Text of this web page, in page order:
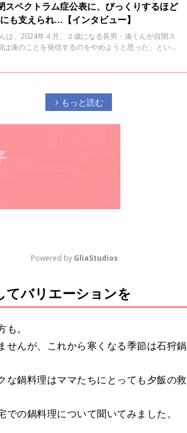
スペクトラム症公表に、びっくりするほど
も支えられ…【インタビュー】
は、2024年４月、２歳になる長男・湊くんが自閉ス
湊のことを発信するのをやめようと思った」という
arrow_forward_ios もっと読む
M
u
e
Powered by GliaStudios
てバリエーションを
。
せんが、これから寒くなる季節は石狩鍋
鍋料理はママたちにとっても夕飯の救
の鍋料理について聞いてみました。